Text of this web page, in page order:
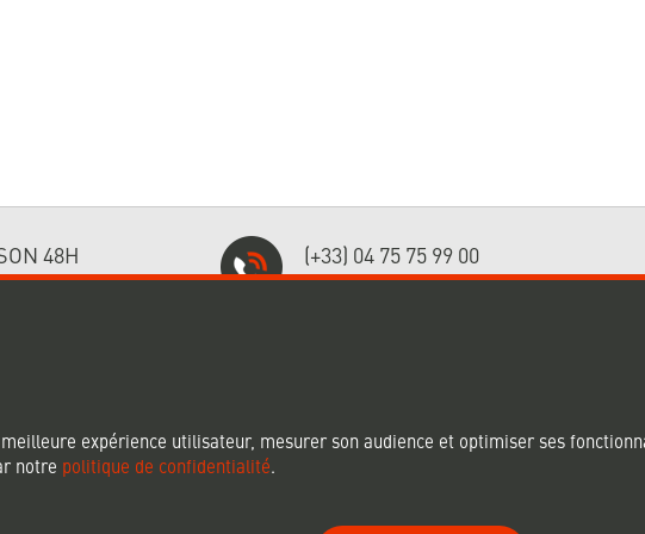
48H
stockés
(+33) 04 75 75 99 00
Nos spécialistes vous répondent !
expérience utilisateur, mesurer son audience et optimiser ses
notre politique de confidentialité.